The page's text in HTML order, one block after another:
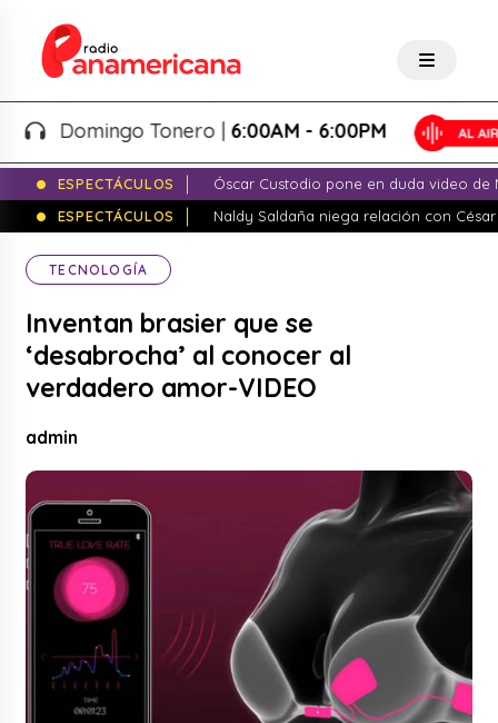
Domingo Tonero |6:00AM - 6:00PM
ESPECTÁCULOS
Óscar Custodio pone en duda video de
ESPECTÁCULOS
Naldy Saldaña niega relación con
TECNOLOGÍA
Inventan brasier que se
‘desabrocha’ al conocer al
verdadero amor-VIDEO
admin